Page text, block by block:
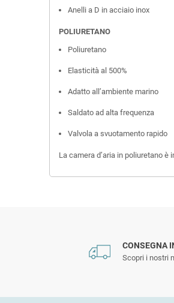
Anelli a D in acciaio inox
POLIURETANO
Poliuretano
Elasticità al 500%
Adatto all’ambiente marino
Saldato ad alta frequenza
Valvola a svuotamento rapido
La camera d’aria in poliuretano
CONSEGNA
Scopri i nostri